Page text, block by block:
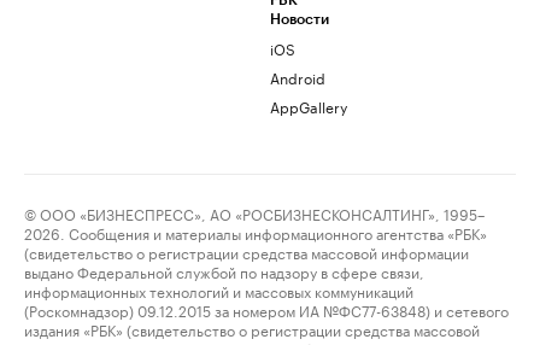
Новости
iOS
Android
AppGallery
© ООО «БИЗНЕСПРЕСС», АО «РОСБИЗНЕСКОНСАЛТИНГ», 1995–
2026. Сообщения и материалы информационного агентства «РБК»
(свидетельство о регистрации средства массовой информации
выдано Федеральной службой по надзору в сфере связи,
информационных технологий и массовых коммуникаций
(Роскомнадзор) 09.12.2015 за номером ИА №ФС77-63848) и сетевого
издания «РБК» (свидетельство о регистрации средства массовой